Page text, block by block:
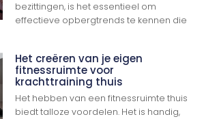
bezittingen, is het essentieel om
effectieve opbergtrends te kennen die
Het creëren van je eigen
fitnessruimte voor
krachttraining thuis
Het hebben van een fitnessruimte thuis
biedt talloze voordelen. Het is handig,